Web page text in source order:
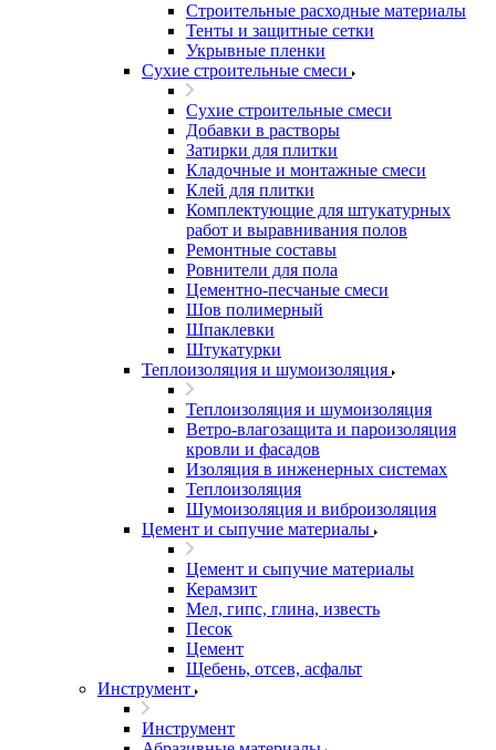
Строительные расходные материалы
Тенты и защитные сетки
Укрывные пленки
Сухие строительные смеси
Сухие строительные смеси
Добавки в растворы
Затирки для плитки
Кладочные и монтажные смеси
Клей для плитки
Комплектующие для штукатурных
работ и выравнивания полов
Ремонтные составы
Ровнители для пола
Цементно-песчаные смеси
Шов полимерный
Шпаклевки
Штукатурки
Теплоизоляция и шумоизоляция
Теплоизоляция и шумоизоляция
Ветро-влагозащита и пароизоляция
кровли и фасадов
Изоляция в инженерных системах
Теплоизоляция
Шумоизоляция и виброизоляция
Цемент и сыпучие материалы
Цемент и сыпучие материалы
Керамзит
Мел, гипс, глина, известь
Песок
Цемент
Щебень, отсев, асфальт
Инструмент
Инструмент